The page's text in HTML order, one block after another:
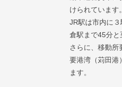
けられています。
JR駅は市内に
倉駅まで45分と
さらに、移動
要港湾（苅田港
ます。